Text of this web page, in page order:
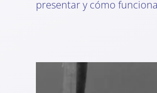
presentar y cómo